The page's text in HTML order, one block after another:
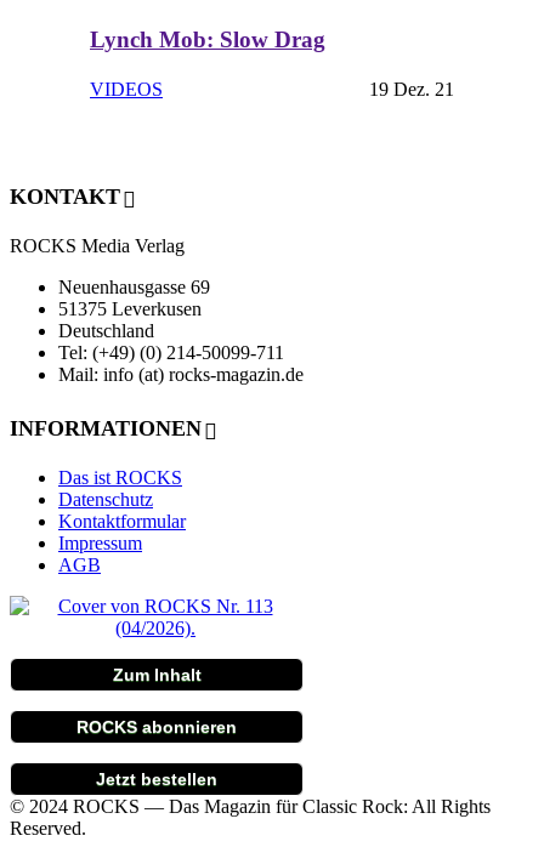
Lynch Mob: Slow Drag
VIDEOS 19 Dez. 21
KONTAKT
ROCKS Media Verlag
Neuenhausgasse 69
51375 Leverkusen
Deutschland
Tel: (+49) (0) 214-50099-711
Mail: info (at) rocks-magazin.de
INFORMATIONEN
Das ist ROCKS
Datenschutz
Kontaktformular
Impressum
AGB
Zum Inhalt
ROCKS abonnieren
Jetzt bestellen
© 2024 ROCKS — Das Magazin für Classic Rock: All Rights
Reserved.